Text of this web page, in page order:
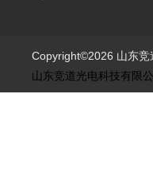
Copyright©2026 山东
山东竞道光电科技有限